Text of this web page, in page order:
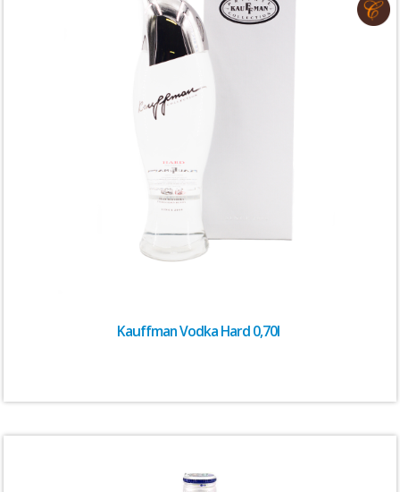
Kauffman Vodka Hard 0,70l